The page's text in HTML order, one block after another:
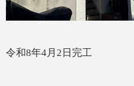
令和8年4月2日完工